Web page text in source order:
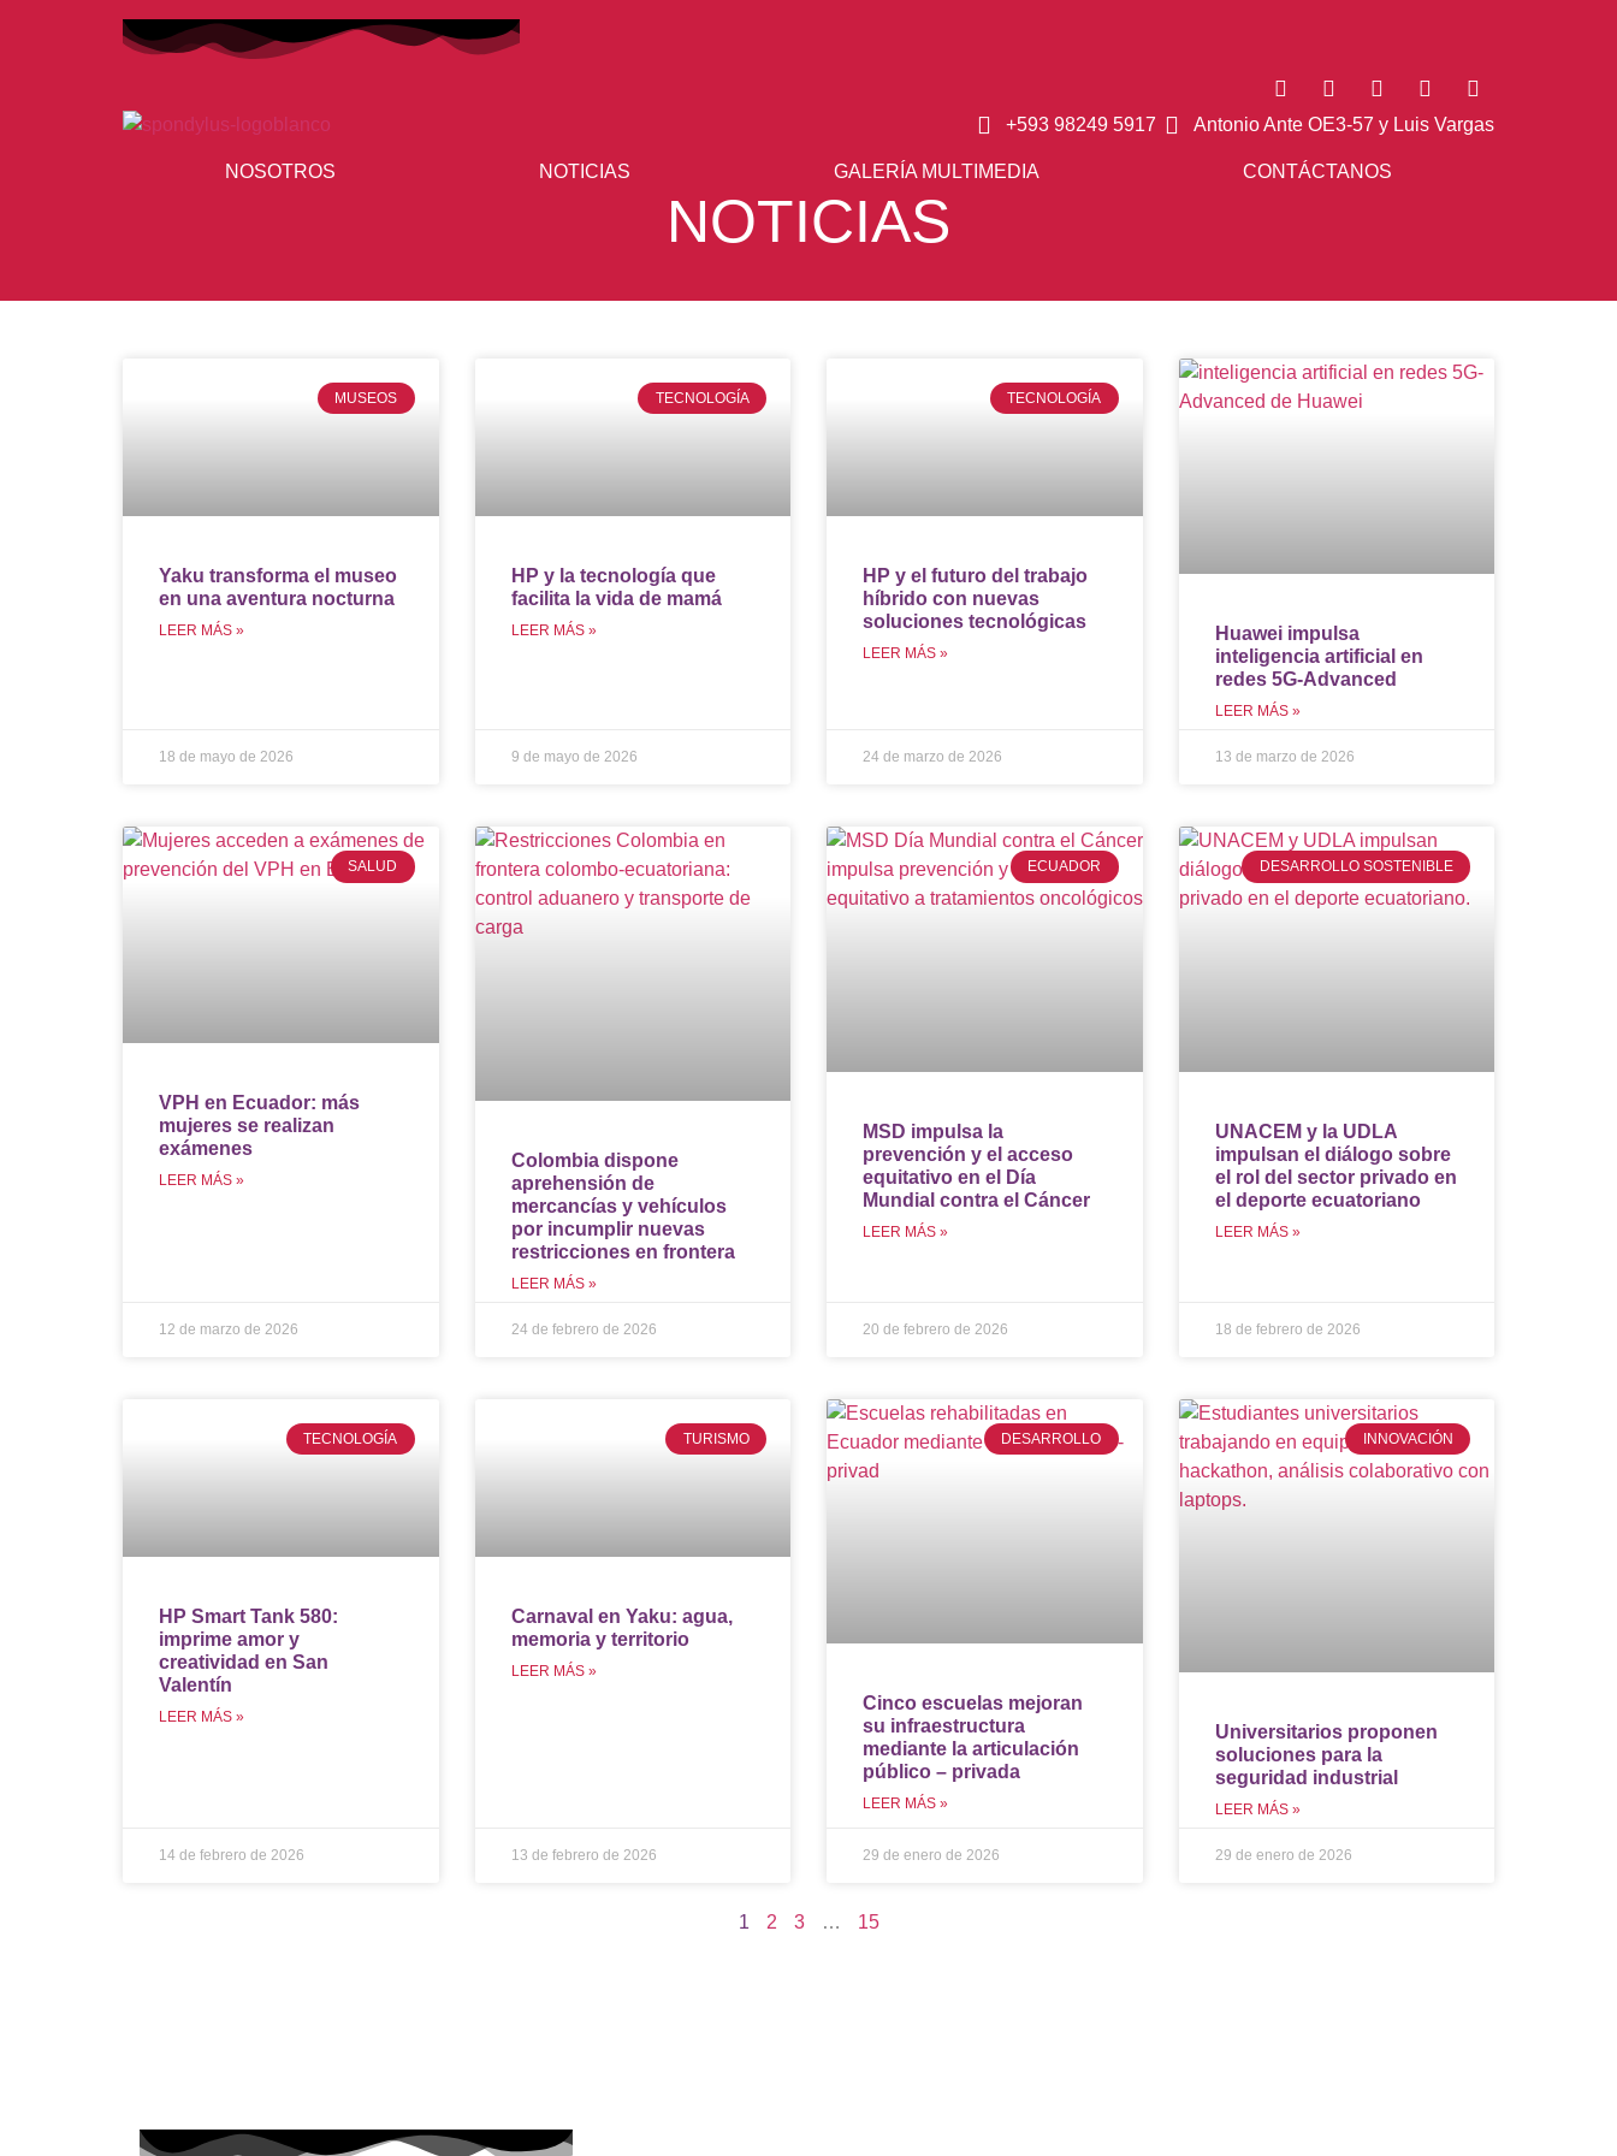
+593 98249 5917 Antonio Ante OE3-57 y Luis Vargas
NOSOTROS NOTICIAS GALERÍA MULTIMEDIA CONTÁCTANOS
NOTICIAS
MUSEOS
Yaku transforma el museo
en una aventura nocturna
LEER MÁS »
18 de mayo de 2026
TECNOLOGÍA
HP y la tecnología que
facilita la vida de mamá
LEER MÁS »
9 de mayo de 2026
TECNOLOGÍA
HP y el futuro del trabajo
híbrido con nuevas
soluciones tecnológicas
LEER MÁS »
24 de marzo de 2026
Huawei impulsa
inteligencia artificial en
redes 5G-Advanced
LEER MÁS »
13 de marzo de 2026
SALUD
VPH en Ecuador: más
mujeres se realizan
exámenes
LEER MÁS »
12 de marzo de 2026
Colombia dispone
aprehensión de
mercancías y vehículos
por incumplir nuevas
restricciones en frontera
LEER MÁS »
24 de febrero de 2026
ECUADOR
MSD impulsa la
prevención y el acceso
equitativo en el Día
Mundial contra el Cáncer
LEER MÁS »
20 de febrero de 2026
DESARROLLO SOSTENIBLE
UNACEM y la UDLA
impulsan el diálogo sobre
el rol del sector privado en
el deporte ecuatoriano
LEER MÁS »
18 de febrero de 2026
TECNOLOGÍA
HP Smart Tank 580:
imprime amor y
creatividad en San
Valentín
LEER MÁS »
14 de febrero de 2026
TURISMO
Carnaval en Yaku: agua,
memoria y territorio
LEER MÁS »
13 de febrero de 2026
DESARROLLO
Cinco escuelas mejoran
su infraestructura
mediante la articulación
público – privada
LEER MÁS »
29 de enero de 2026
INNOVACIÓN
Universitarios proponen
soluciones para la
seguridad industrial
LEER MÁS »
29 de enero de 2026
1 2 3 … 15